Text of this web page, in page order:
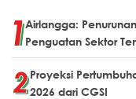
Airlangga:
Penguatan Sektor
Proyeksi
2026 dari CGSI